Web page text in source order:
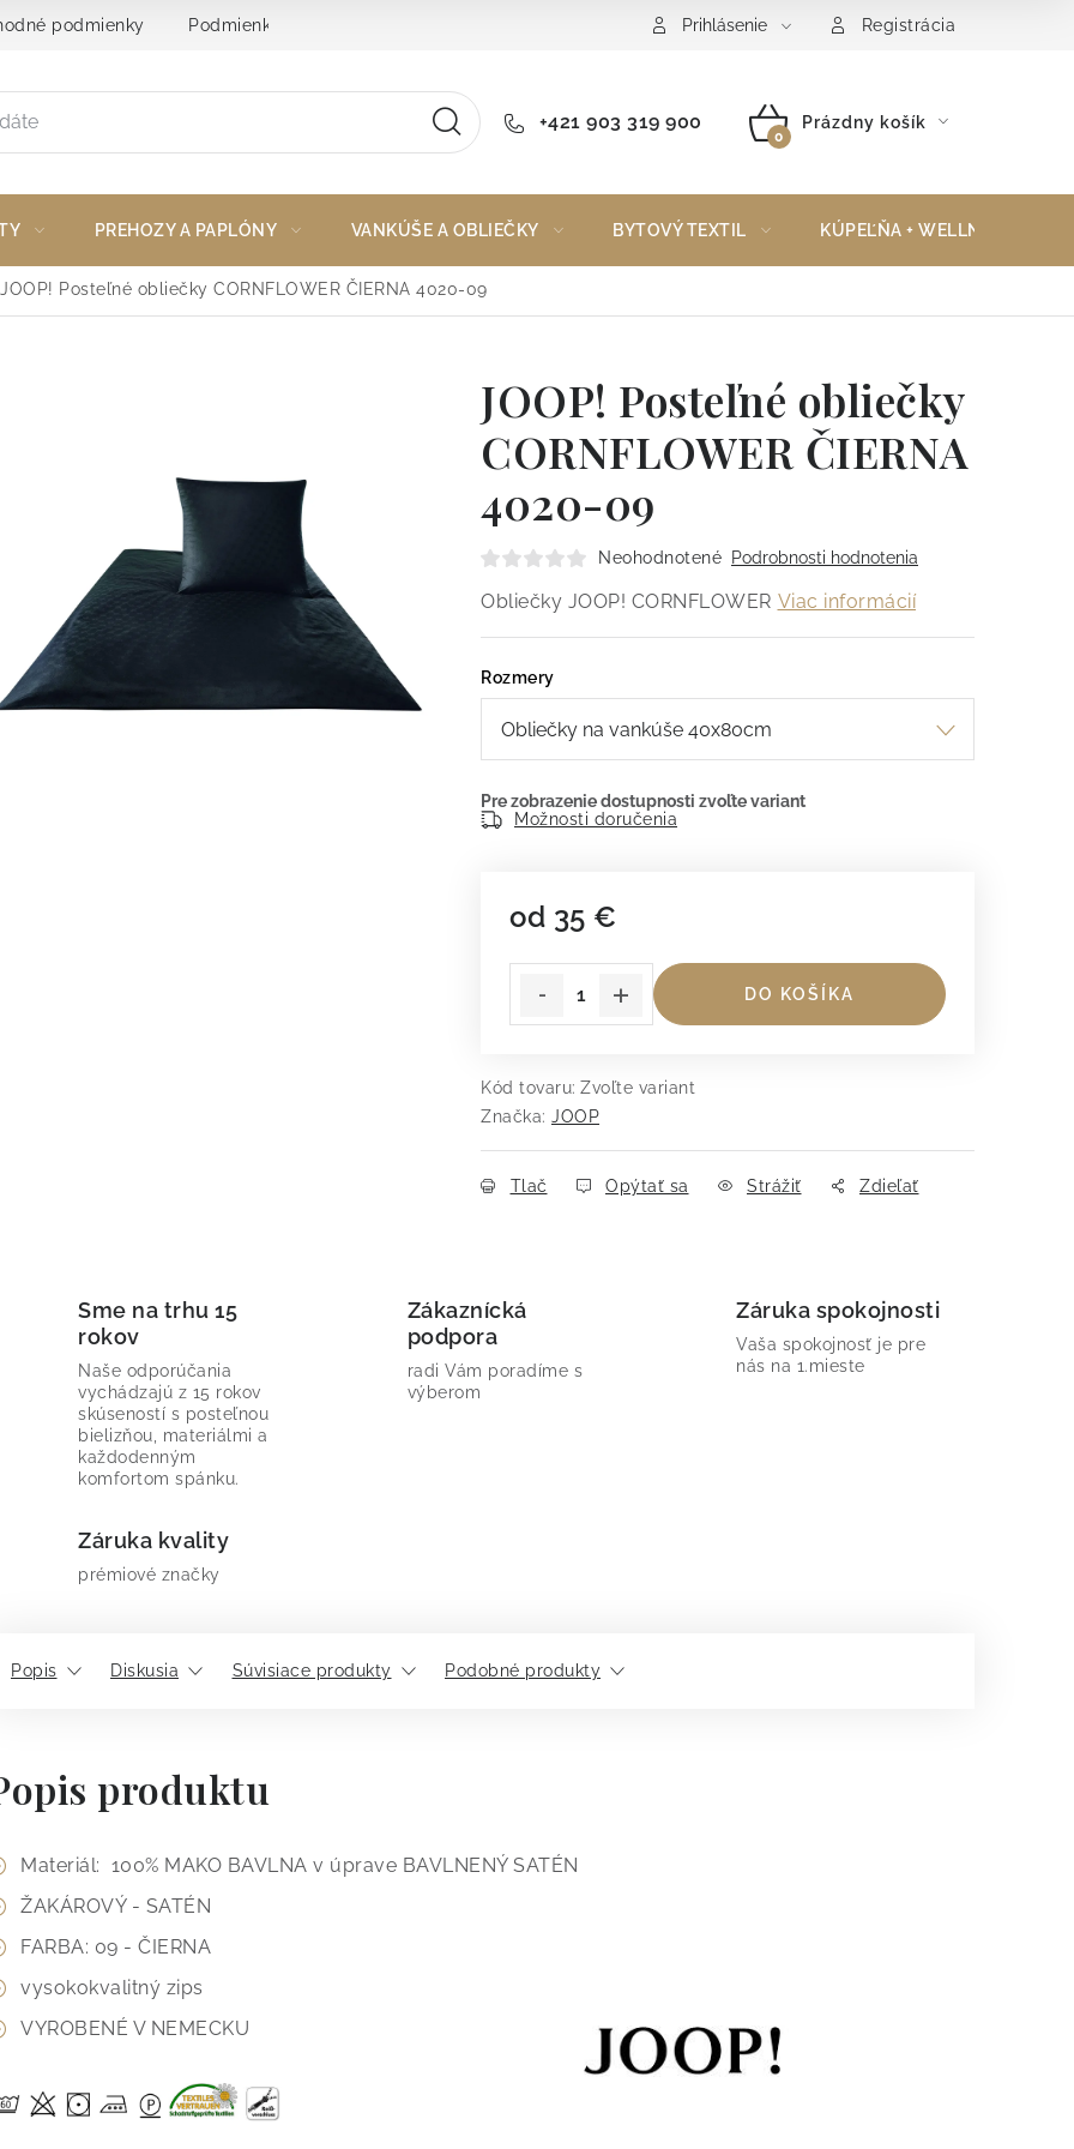
podmienky Podmienky ochrany osobných údajov Reklamačný poriadok Vrátenie tovaru
Prihlásenie Registrácia
+421 903 319 900
NÁKUPNÝ
Prázdny košík
PREHOZY A PAPLÓNY VANKÚŠE A OBLIEČKY BYTOVÝ TEXTIL KÚPEĽŇA + WELLNESS
JOOP! Posteľné obliečky CORNFLOWER ČIERNA 4020-09
JOOP! Posteľné obliečky
CORNFLOWER ČIERNA
4020-09
Neohodnotené Podrobnosti hodnotenia
Obliečky JOOP! CORNFLOWER Viac informácií
Rozmery
Možnosti doručenia
od 35 €
DO KOŠÍKA
Kód tovaru: Zvoľte variant
Značka: JOOP
Tlač Opýtať sa Strážiť Zdieľať
Sme na trhu 15
rokov
Naše odporúčania
vychádzajú z 15 rokov
skúseností s posteľnou
bielizňou, materiálmi a
každodenným
komfortom spánku.
Zákaznícká
podpora
radi Vám poradíme s
výberom
Záruka spokojnosti
Vaša spokojnosť je pre
nás na 1.mieste
Záruka kvality
prémiové značky
Popis Diskusia Súvisiace produkty Podobné produkty
produktu
Materiál: 100% MAKO BAVLNA v úprave BAVLNENÝ SATÉN
ŽAKÁROVÝ - SATÉN
FARBA: 09 - ČIERNA
vysokokvalitný zips
VYROBENÉ V NEMECKU